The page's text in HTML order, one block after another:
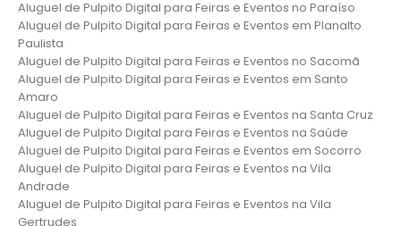
Aluguel de Pulpito Digital para Feiras e Eventos no Paraíso
Aluguel de Pulpito Digital para Feiras e Eventos em Planalto
Paulista
Aluguel de Pulpito Digital para Feiras e Eventos no Sacomã
Aluguel de Pulpito Digital para Feiras e Eventos em Santo
Amaro
Aluguel de Pulpito Digital para Feiras e Eventos na Santa Cruz
Aluguel de Pulpito Digital para Feiras e Eventos na Saúde
Aluguel de Pulpito Digital para Feiras e Eventos em Socorro
Aluguel de Pulpito Digital para Feiras e Eventos na Vila
Andrade
Aluguel de Pulpito Digital para Feiras e Eventos na Vila
Gertrudes